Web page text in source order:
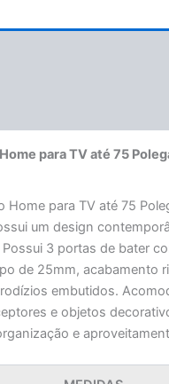
para TV até 75
Home para TV até 75
um design
Possui 3 portas de bater
de 25mm, acabamento
embutidos.
e objetos
e